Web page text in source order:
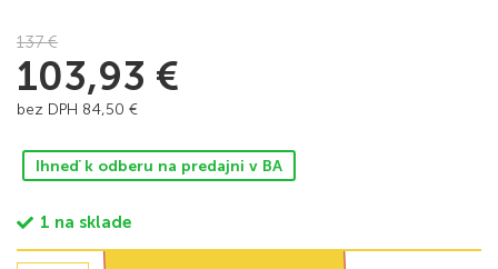
137€
103,93 €
bez DPH 84,50 €
Ihneď k odberu na predajni v BA
1 na sklade